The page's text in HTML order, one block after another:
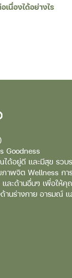
เนื่องได้อย่างไร
Goodness
ด้อยู่ดี และมีสุข รวบร
าพจิต Wellness กา
ละด้านอื่นๆ เพื่อให้คุ
านร่างกาย อารมณ์